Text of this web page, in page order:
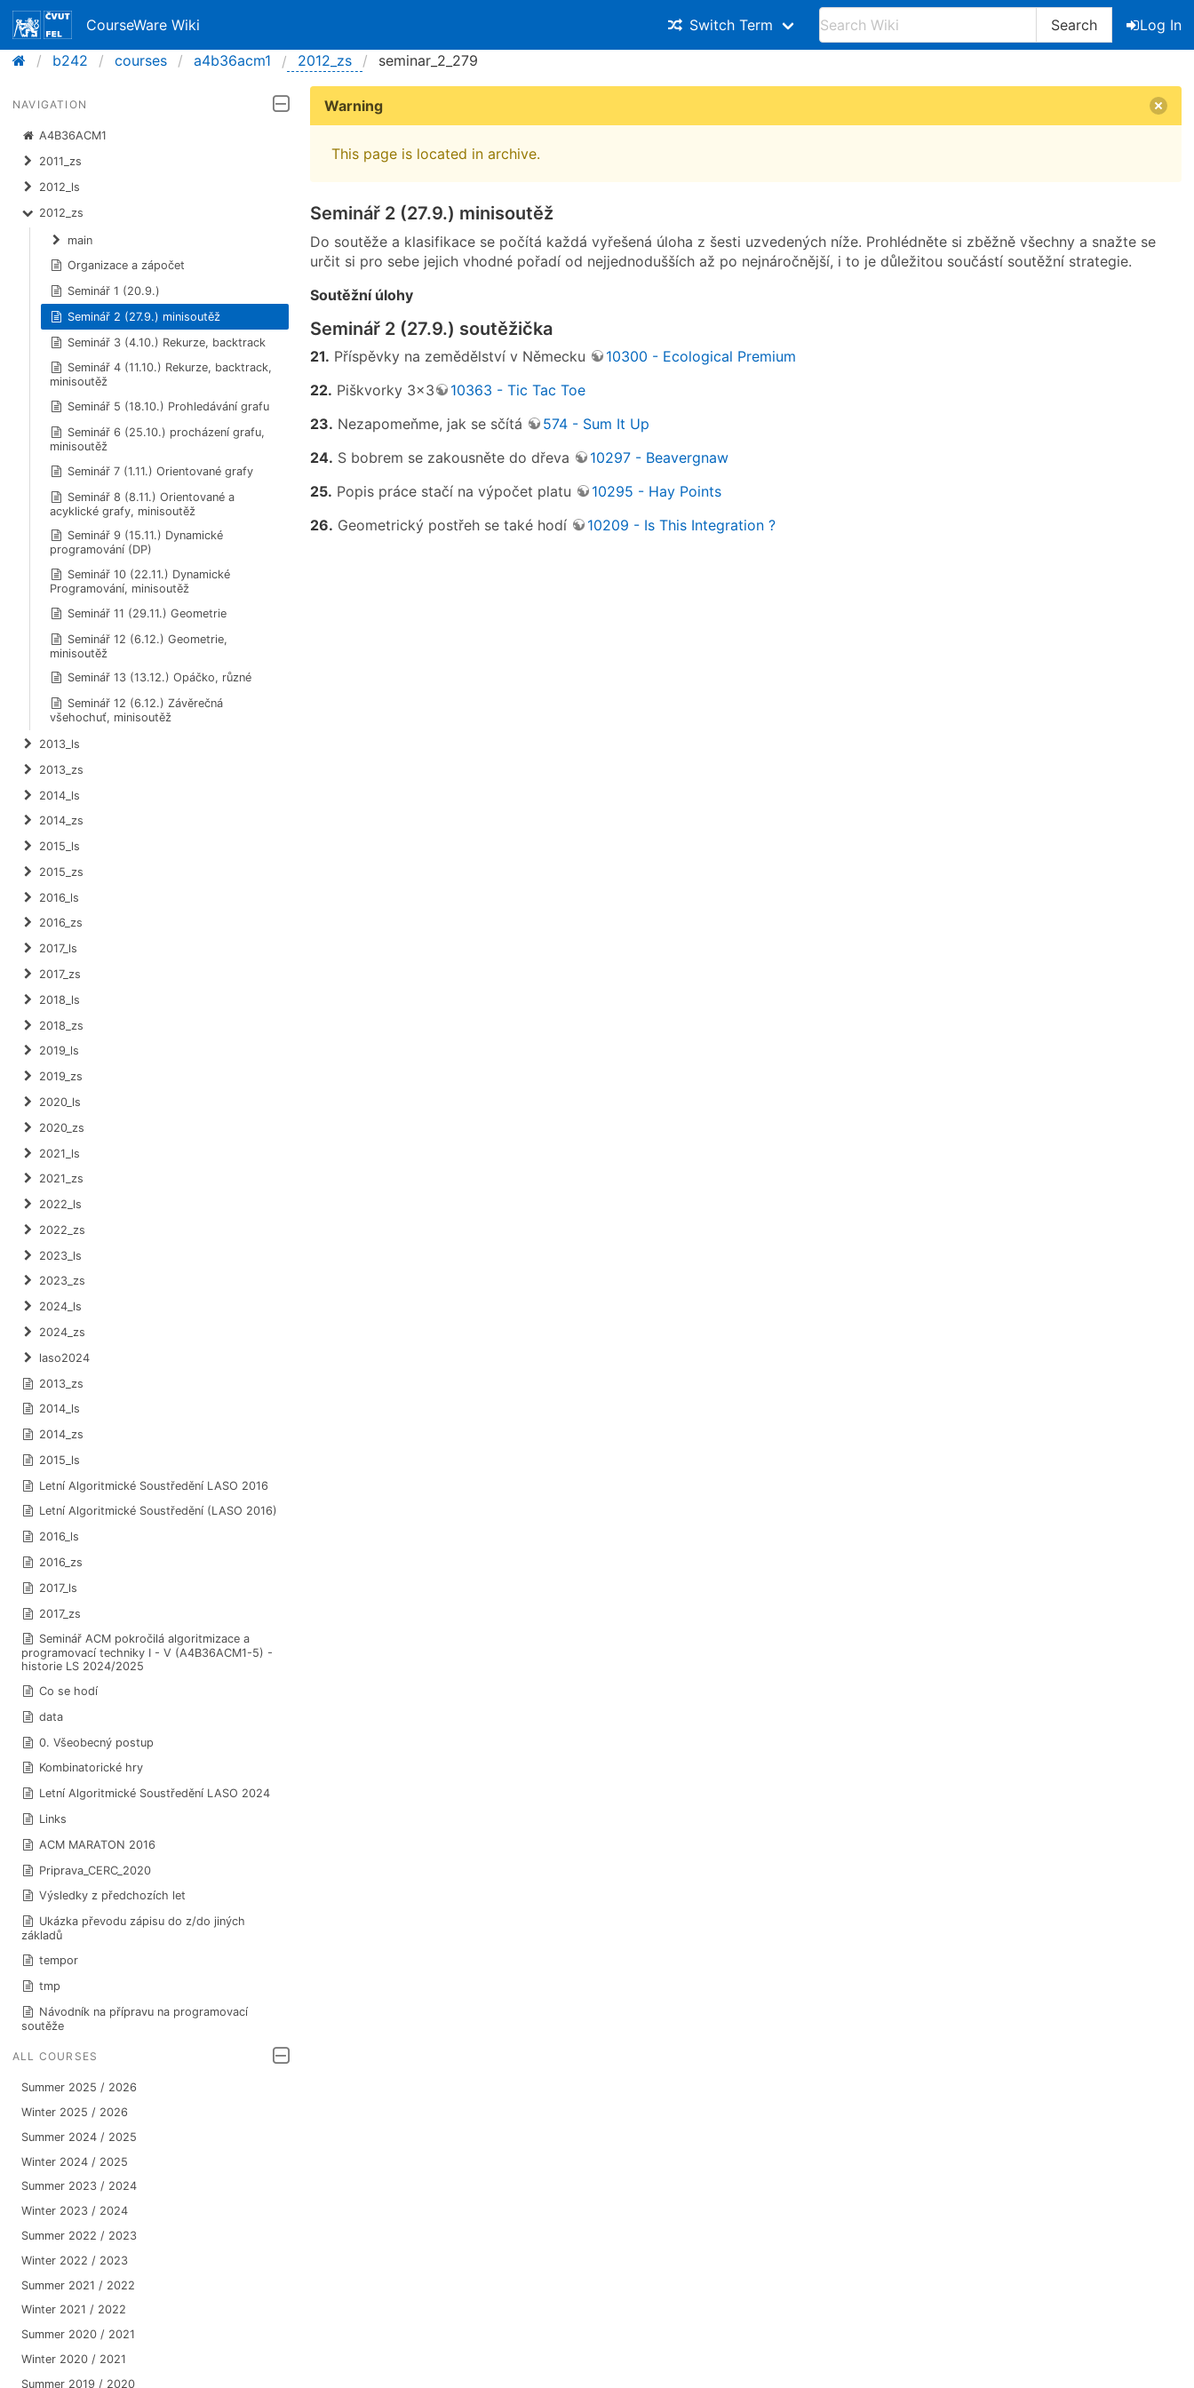
CourseWare Wiki Switch Term Search
Log In
b242
courses a4b36acm1 2012_zs seminar_2_279
NAVIGATION
A4B36ACM1
2011_zs
2012_ls
2012_zs
main
Organizace a zápočet
Seminář 1 (20.9.)
Seminář 2 (27.9.) minisoutěž
Seminář 3 (4.10.) Rekurze, backtrack
Seminář 4 (11.10.) Rekurze, backtrack,
minisoutěž
Seminář 5 (18.10.) Prohledávání grafu
Seminář 6 (25.10.) procházení grafu,
minisoutěž
Seminář 7 (1.11.) Orientované grafy
Seminář 8 (8.11.) Orientované a
acyklické grafy, minisoutěž
Seminář 9 (15.11.) Dynamické
programování (DP)
Seminář 10 (22.11.) Dynamické
Programování, minisoutěž
Seminář 11 (29.11.) Geometrie
Seminář 12 (6.12.) Geometrie,
minisoutěž
Seminář 13 (13.12.) Opáčko, různé
Seminář 12 (6.12.) Závěrečná
všehochuť, minisoutěž
2013_ls
2013_zs
2014_ls
2014_zs
2015_ls
2015_zs
2016_ls
2016_zs
2017_ls
2017_zs
2018_ls
2018_zs
2019_ls
2019_zs
2020_ls
2020_zs
2021_ls
2021_zs
2022_ls
2022_zs
2023_ls
2023_zs
2024_ls
2024_zs
laso2024
2013_zs
2014_ls
2014_zs
2015_ls
Letní Algoritmické Soustředění LASO 2016
Letní Algoritmické Soustředění (LASO 2016)
2016_ls
2016_zs
2017_ls
2017_zs
Seminář ACM pokročilá algoritmizace a
programovací techniky I - V (A4B36ACM1-5) -
historie LS 2024/2025
Co se hodí
data
0. Všeobecný postup
Kombinatorické hry
Letní Algoritmické Soustředění LASO 2024
Links
ACM MARATON 2016
Priprava_CERC_2020
Výsledky z předchozích let
Ukázka převodu zápisu do z/do jiných
základů
tempor
tmp
Návodník na přípravu na programovací
soutěže
ALL COURSES
Summer 2025 / 2026
Winter 2025 / 2026
Summer 2024 / 2025
Winter 2024 / 2025
Summer 2023 / 2024
Winter 2023 / 2024
Summer 2022 / 2023
Winter 2022 / 2023
Summer 2021 / 2022
Winter 2021 / 2022
Summer 2020 / 2021
Winter 2020 / 2021
Summer 2019 / 2020
Warning
This page is located in archive.
Seminář 2 (27.9.) minisoutěž
Do soutěže a klasifikace se počítá každá vyřešená úloha z šesti uzvedených níže. Prohlédněte si zběžně všechny a snažte se
určit si pro sebe jejich vhodné pořadí od nejjednodušších až po nejnáročnější, i to je důležitou součástí soutěžní strategie.
Soutěžní úlohy
Seminář 2 (27.9.) soutěžička
21. Příspěvky na zemědělství v Německu
10300 - Ecological Premium
22. Piškvorky 3×3
10363 - Tic Tac Toe
23. Nezapomeňme, jak se sčítá
574 - Sum It Up
24. S bobrem se zakousněte do dřeva
10297 - Beavergnaw
25. Popis práce stačí na výpočet platu
10295 - Hay Points
26. Geometrický postřeh se také hodí 10209 - Is This Integration ?